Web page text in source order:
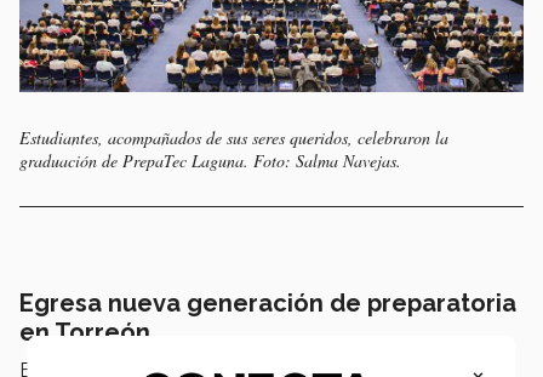
Estudiantes, acompañados de sus seres queridos, celebraron la
graduación de PrepaTec Laguna. Foto: Salma Navejas.
Egresa nueva generación de preparatoria
en Torreón
El miércoles 27 de mayo de 2026 egresó una nueva